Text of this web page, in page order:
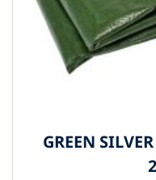
GREEN